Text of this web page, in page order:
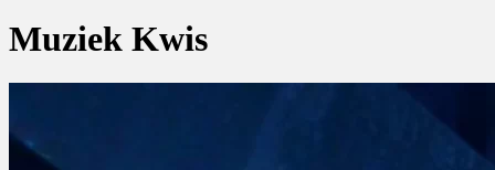
Muziek Kwis